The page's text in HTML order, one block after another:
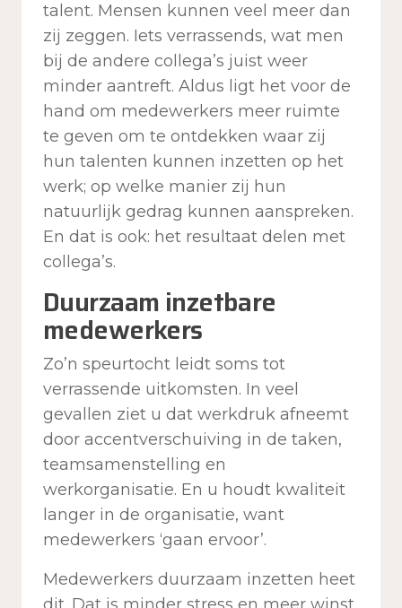
talent. Mensen kunnen veel meer dan
zij zeggen. Iets verrassends, wat men
bij de andere collega’s juist weer
minder aantreft. Aldus ligt het voor de
hand om medewerkers meer ruimte
te geven om te ontdekken waar zij
hun talenten kunnen inzetten op het
werk; op welke manier zij hun
natuurlijk gedrag kunnen aanspreken.
En dat is ook: het resultaat delen met
collega’s.
Duurzaam inzetbare
medewerkers
Zo’n speurtocht leidt soms tot
verrassende uitkomsten. In veel
gevallen ziet u dat werkdruk afneemt
door accentverschuiving in de taken,
teamsamenstelling en
werkorganisatie. En u houdt kwaliteit
langer in de organisatie, want
medewerkers ‘gaan ervoor’.
Medewerkers duurzaam inzetten heet